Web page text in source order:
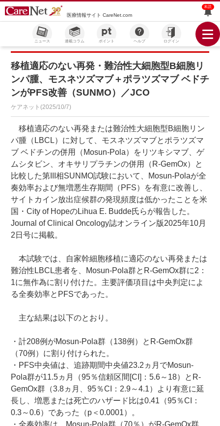
医療情報サイト CareNet.com
未読
ニュース 連載コラム ポイント ヘルプ ログイン
移植適応のない再発・難治性大細胞型B細胞リ
ンパ腫、モスネツズマブ＋ポラツズマブ ベドチ
ンがPFS改善（SUNMO）／JCO
ケアネット(2025/10/7)
移植適応のない再発または難治性大細胞型B細胞リン
パ腫（LBCL）に対して、モスネツズマブとポラツズマ
ブ ベドチンの併用（Mosun-Pola）をリツキシマブ、ゲ
ムシタビン、オキサリプラチンの併用（R-GemOx）と
比較した第III相SUNMO試験において、Mosun-Polaが全
奏効率および無増悪生存期間（PFS）を有意に改善し、
サイトカイン放出症候群の発現頻度は低かったことを米
国・City of HopeのLihua E. Budde氏らが報告した。
Journal of Clinical Oncology誌オンライン版2025年10月
2日号に掲載。
本試験では、自家幹細胞移植に適応のない再発または
難治性LBCL患者を、Mosun-Pola群とR-GemOx群に2：
1に無作為に割り付けた。主要評価項目は中央判定によ
る全奏効率とPFSであった。
主な結果は以下のとおり。
・計208例がMosun-Pola群（138例）とR-GemOx群
（70例）に割り付けられた。
・PFS中央値は、追跡期間中央値23.2ヵ月でMosun-
Pola群が11.5ヵ月（95％信頼区間[CI]：5.6～18）とR-
GemOx群（3.8ヵ月、95％CI：2.9～4.1）より有意に延
長し、増悪または死亡のハザード比は0.41（95％CI：
0.3～0.6）であった（p＜0.0001）。